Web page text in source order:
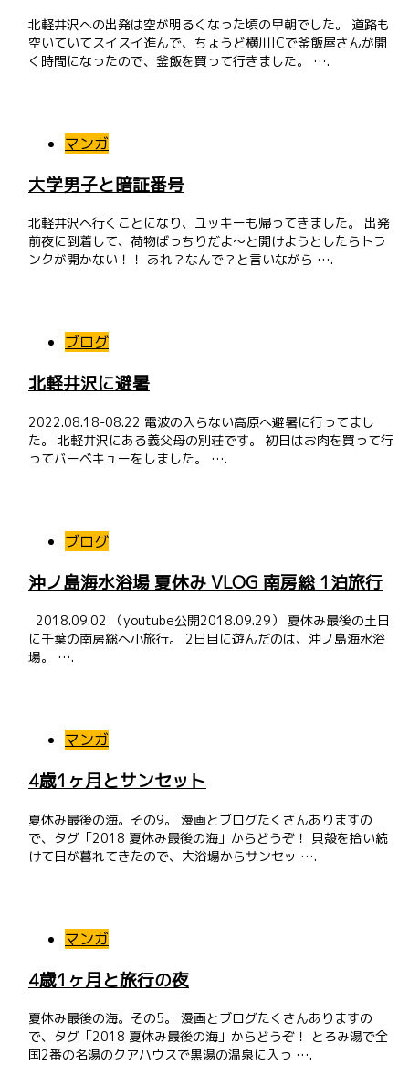
北軽井沢への出発は空が明るくなった頃の早朝でした。 道路も
空いていてスイスイ進んで、ちょうど横川ICで釜飯屋さんが開
く時間になったので、釜飯を買って行きました。 ….
マンガ
大学男子と暗証番号
北軽井沢へ行くことになり、ユッキーも帰ってきました。 出発
前夜に到着して、荷物ばっちりだよ〜と開けようとしたらトラ
ンクが開かない！！ あれ？なんで？と言いながら ….
ブログ
北軽井沢に避暑
2022.08.18-08.22 電波の入らない高原へ避暑に行ってまし
た。 北軽井沢にある義父母の別荘です。 初日はお肉を買って行
ってバーベキューをしました。 ….
ブログ
沖ノ島海水浴場 夏休み VLOG 南房総 1泊旅行
2018.09.02 （youtube公開2018.09.29） 夏休み最後の土日
に千葉の南房総へ小旅行。 2日目に遊んだのは、沖ノ島海水浴
場。 ….
マンガ
4歳1ヶ月とサンセット
夏休み最後の海。その9。 漫画とブログたくさんありますの
で、タグ「2018 夏休み最後の海」からどうぞ！ 貝殻を拾い続
けて日が暮れてきたので、大浴場からサンセッ ….
マンガ
4歳1ヶ月と旅行の夜
夏休み最後の海。その5。 漫画とブログたくさんありますの
で、タグ「2018 夏休み最後の海」からどうぞ！ とろみ湯で全
国2番の名湯のクアハウスで黒湯の温泉に入っ ….